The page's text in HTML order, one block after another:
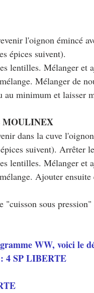
l'oignon émincé
épices suivent).
lentilles. Mélanger et
Mélanger de
minimum et laisser
MOULINEX
dans la cuve
suivent). Arrêter
lentilles. Mélanger et
Ajouter
sous
WW, voici le
4 SP LIBERTE